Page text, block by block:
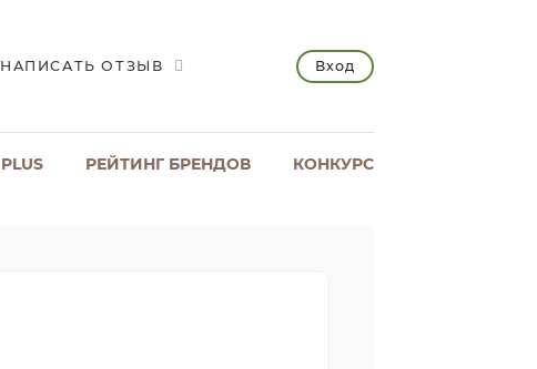
НАПИСАТЬ ОТЗЫВ Вход
PLUS РЕЙТИНГ БРЕНДОВ КОНКУРС